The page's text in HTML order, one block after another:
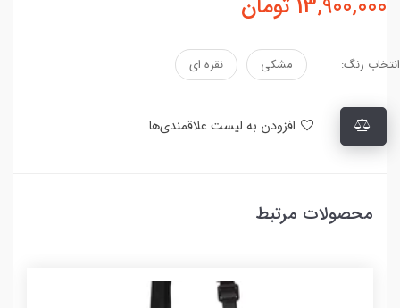
13,900,000 تومان
انتخاب رنگ: مشکی نقره ای
محصولات مرتبط